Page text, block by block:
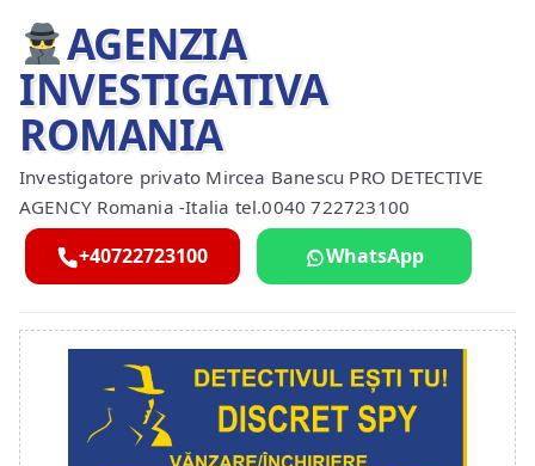
AGENZIA
INVESTIGATIVA
ROMANIA
Investigatore privato Mircea Banescu PRO DETECTIVE
AGENCY Romania -Italia tel.0040 722723100
+40722723100 WhatsApp